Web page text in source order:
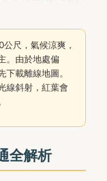
尺，氣候涼爽，
。由於地處偏
載離線地圖。
線斜射，紅葉會
全解析